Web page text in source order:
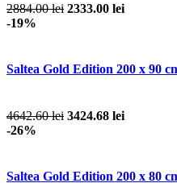
2884.00 lei 2333.00 lei
-19%
Saltea Gold Edition 200 x 90
4642.60 lei 3424.68 lei
-26%
Saltea Gold Edition 200 x 80